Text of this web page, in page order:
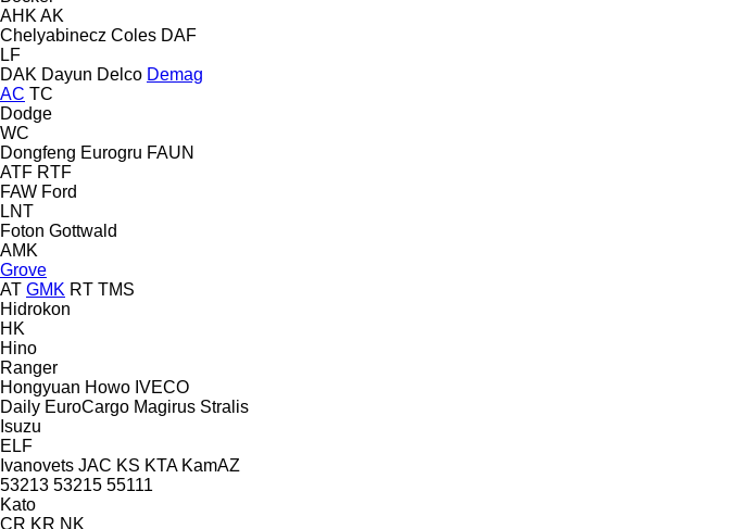
AHK AK
Chelyabinecz Coles DAF
LF
DAK Dayun Delco Demag
AC TC
Dodge
WC
Dongfeng Eurogru FAUN
ATF RTF
FAW Ford
LNT
Foton Gottwald
AMK
Grove
AT GMK RT TMS
Hidrokon
HK
Hino
Ranger
Hongyuan Howo IVECO
Daily EuroCargo Magirus Stralis
Isuzu
ELF
Ivanovets JAC KS KTA KamAZ
53213 53215 55111
Kato
CR KR NK